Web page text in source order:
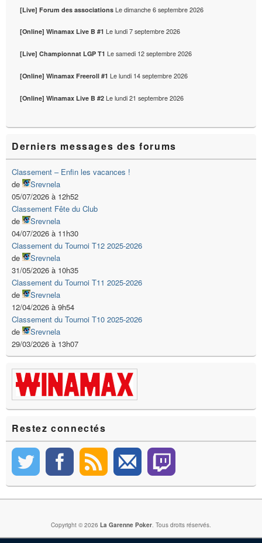
[Live] Forum des associations Ledimanche 6 septembre 2026
[Online] Winamax Live B #1 Lelundi 7 septembre 2026
[Live] Championnat LGP T1 Lesamedi 12 septembre 2026
[Online] Winamax Freeroll #1 Lelundi 14 septembre 2026
[Online] Winamax Live B #2 Lelundi 21 septembre 2026
Derniers messages des forums
Classement – Enfin les vacances !
de
Srevnela
05/07/2026 à 12h52
Classement Fête du Club
de
Srevnela
04/07/2026 à 11h30
Classement du Tournoi T12 2025-2026
de
Srevnela
31/05/2026 à 10h35
Classement du Tournoi T11 2025-2026
de
Srevnela
12/04/2026 à 9h54
Classement du Tournoi T10 2025-2026
de
Srevnela
29/03/2026 à 13h07
Restez connectés
Copyright © 2026 La Garenne Poker. Tous droits réservés.